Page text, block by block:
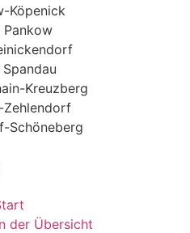
Köpenick
Pankow
Kreuzberg
Schöneberg
der Übersicht